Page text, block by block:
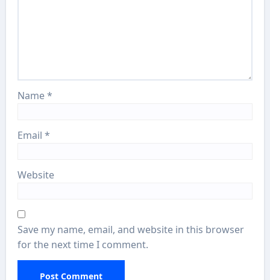
Name*
Email*
Website
Save my name, email, and website in this browser
for the next time I comment.